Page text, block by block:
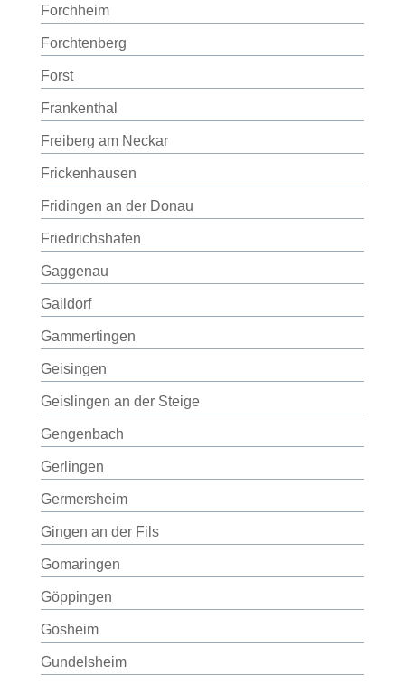
Forchheim
Forchtenberg
Forst
Frankenthal
Freiberg am Neckar
Frickenhausen
Fridingen an der Donau
Friedrichshafen
Gaggenau
Gaildorf
Gammertingen
Geisingen
Geislingen an der Steige
Gengenbach
Gerlingen
Germersheim
Gingen an der Fils
Gomaringen
Göppingen
Gosheim
Gundelsheim